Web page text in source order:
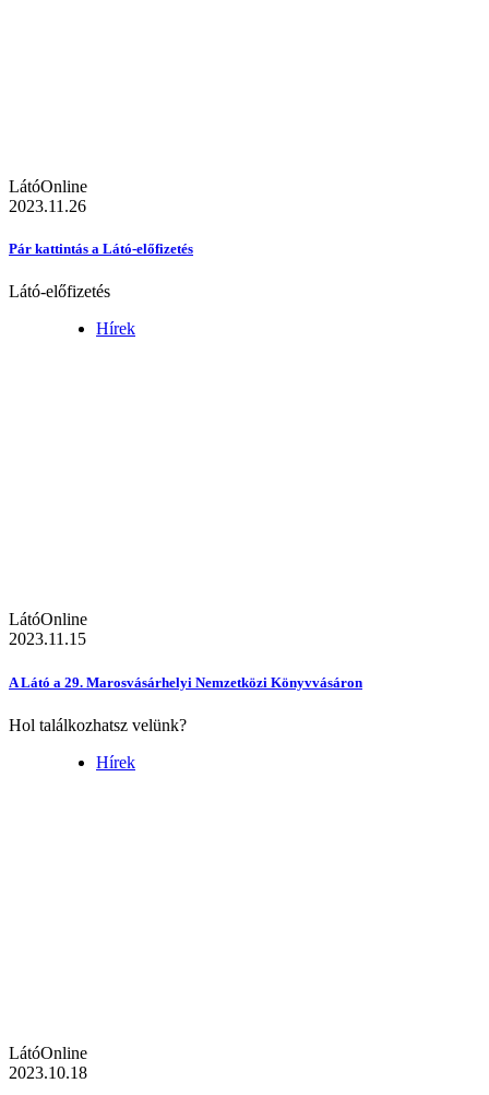
LátóOnline
2023.11.26
Pár kattintás a Látó-előfizetés
Látó-előfizetés
Hírek
LátóOnline
2023.11.15
A Látó a 29. Marosvásárhelyi Nemzetközi Könyvvásáron
Hol találkozhatsz velünk?
Hírek
LátóOnline
2023.10.18